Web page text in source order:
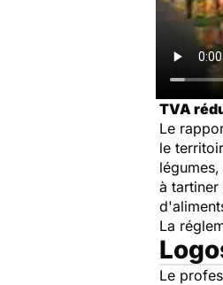
TVA
Le
le
à tartiner
La
Le